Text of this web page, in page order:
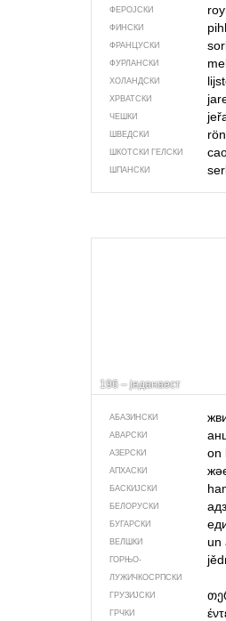
ФЕРОЈСКИ
ФИНСКИ
ФРАНЦУСКИ
ФУРЛАНСКИ
ХОЛАНДСКИ
ХРВАТСКИ
ЧЕШКИ
ШВЕДСКИ
ШКОТСКИ ГЕЛСКИ
ШПАНСКИ
196 – једанаест
АБАЗИНСКИ
АВАРСКИ
АЗЕРСКИ on
АПХАСКИ
БАСКИЈСКИ
БЕЛОРУСКИ
БУГАРСКИ
ВЕЛШКИ un
ГОРЊО­
ЛУЖИЧКОСРПСКИ
ГРУЗИЈСКИ
ГРЧКИ